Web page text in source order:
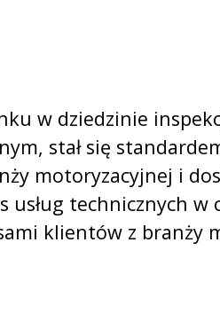
w dziedzinie
stał się
motoryzacyjnej i
usług technicznych
klientów z branży